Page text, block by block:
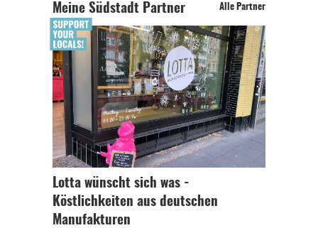
Meine Südstadt Partner Alle Partner
Lotta wünscht sich was -
Köstlichkeiten aus deutschen
Manufakturen